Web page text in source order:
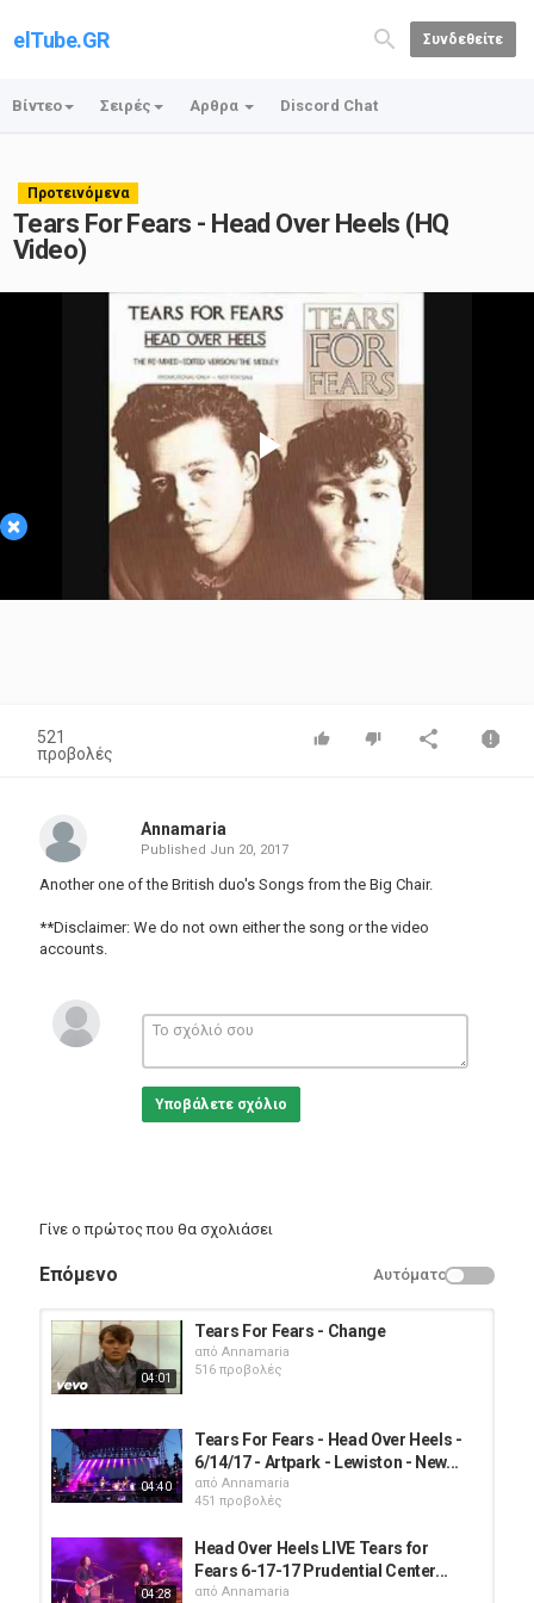
elTube.GR Συνδεθείτε
Βίντεο Σειρές Αρθρα Discord Chat
Προτεινόμενα
Tears For Fears - Head Over Heels (HQ
Video)
×
Play
Video
521
προβολές
Annamaria
Published Jun 20, 2017
Another one of the British duo's Songs from the Big Chair.
**Disclaimer: We do not own either the song or the video
accounts.
Υποβάλετε σχόλιο
Γίνε ο πρώτος που θα σχολιάσει
Επόμενο Αυτόματο
04:01
Tears For Fears - Change
από Annamaria
516 προβολές
04:40
Tears For Fears - Head Over Heels -
6/14/17 - Artpark - Lewiston - New...
από Annamaria
451 προβολές
04:28
Head Over Heels LIVE Tears for
Fears 6-17-17 Prudential Center...
από Annamaria